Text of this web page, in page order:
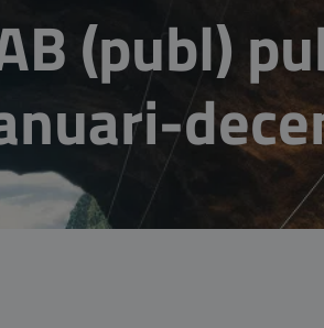
(publ)